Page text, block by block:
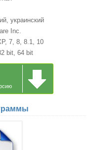
украинский
Inc.
7, 8, 8.1, 10
bit, 64 bit